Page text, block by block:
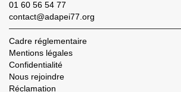
01 60 56 54 77
contact@adapei77.org
Cadre réglementaire
Mentions légales
Confidentialité
Nous rejoindre
Réclamation